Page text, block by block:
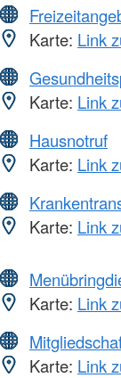
Karte: Link
Karte: Link
Hausnotruf
Karte: Link
Karte: Link
Karte: Link
Karte: Link